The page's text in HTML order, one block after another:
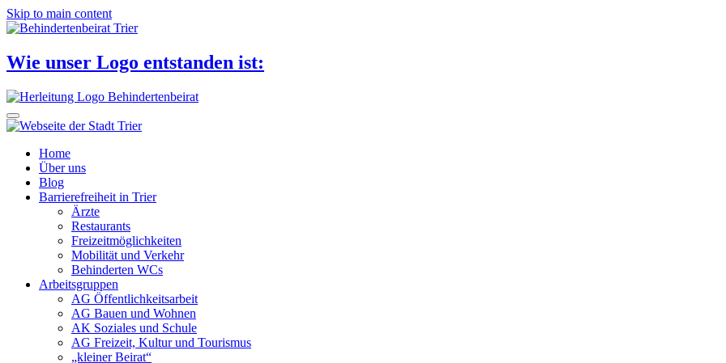
Skip to main content
Wie unser Logo entstanden ist:
Home
Über uns
Blog
Barrierefreiheit in Trier
Ärzte
Restaurants
Freizeitmöglichkeiten
Mobilität und Verkehr
Behinderten WCs
Arbeitsgruppen
AG Öffentlichkeitsarbeit
AG Bauen und Wohnen
AK Soziales und Schule
AG Freizeit, Kultur und Tourismus
„kleiner Beirat“